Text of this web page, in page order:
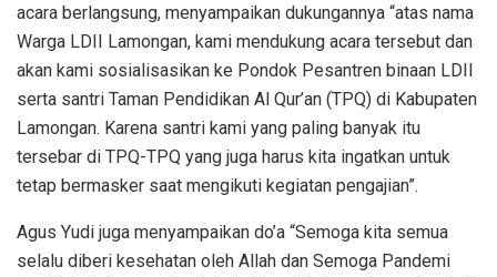
acara berlangsung, menyampaikan dukungannya “atas nama
Warga LDII Lamongan, kami mendukung acara tersebut dan
akan kami sosialisasikan ke Pondok Pesantren binaan LDII
serta santri Taman Pendidikan Al Qur’an (TPQ) di Kabupaten
Lamongan. Karena santri kami yang paling banyak itu
tersebar di TPQ-TPQ yang juga harus kita ingatkan untuk
tetap bermasker saat mengikuti kegiatan pengajian”.
Agus Yudi juga menyampaikan do’a “Semoga kita semua
selalu diberi kesehatan oleh Allah dan Semoga Pandemi